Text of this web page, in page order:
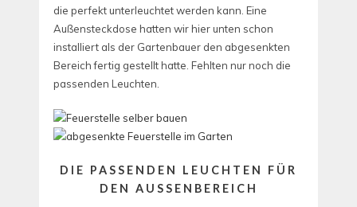
die perfekt unterleuchtet werden kann. Eine
Außensteckdose hatten wir hier unten schon
installiert als der Gartenbauer den abgesenkten
Bereich fertig gestellt hatte. Fehlten nur noch die
passenden Leuchten.
DIE PASSENDEN LEUCHTEN FÜR
DEN AUSSENBEREICH